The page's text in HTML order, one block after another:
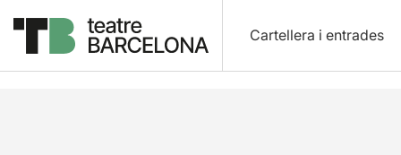
Cartellera i entrades